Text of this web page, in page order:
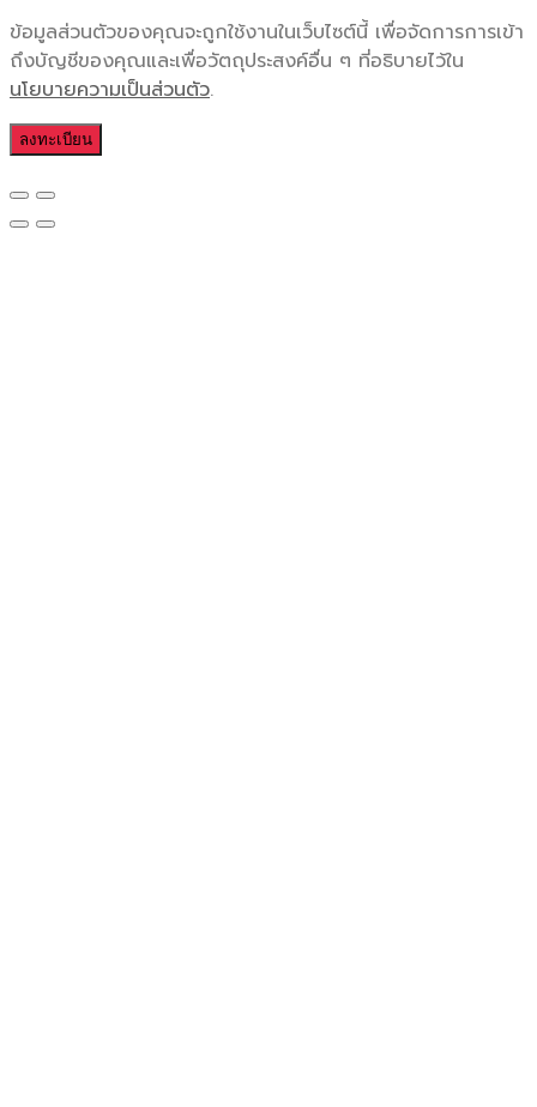
ข้อมูลส่วนตัวของคุณจะถูกใช้งานในเว็บไซต์นี้ เพื่อจัดการการเข้า
ถึงบัญชีของคุณและเพื่อวัตถุประสงค์อื่น ๆ ที่อธิบายไว้ใน
นโยบายความเป็นส่วนตัว.
ลงทะเบียน